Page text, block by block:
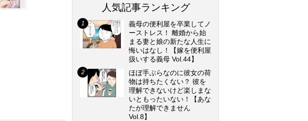
人気記事ランキング
義母の便利屋を卒業してノ
ーストレス！ 離婚から始
まる妻と娘の新たな人生に
悔いはなし！【嫁を便利屋
扱いする義母 Vol.44】
ほぼ手ぶらなのに彼女の荷
物は持ちたくない？ 彼を
理解できないけど楽しまな
いともったいない！【あな
たが理解できません
Vol.8】